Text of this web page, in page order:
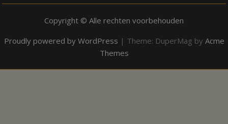
Copyright © Alle rechten voorbehouden
Proudly powered by WordPress | Theme: DuperMag by Acme
Themes